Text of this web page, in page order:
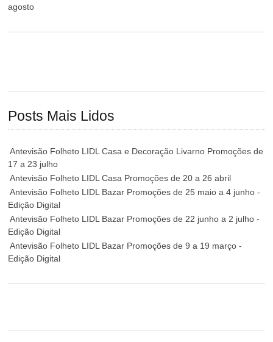
agosto
Posts Mais Lidos
Antevisão Folheto LIDL Casa e Decoração Livarno Promoções de
17 a 23 julho
Antevisão Folheto LIDL Casa Promoções de 20 a 26 abril
Antevisão Folheto LIDL Bazar Promoções de 25 maio a 4 junho -
Edição Digital
Antevisão Folheto LIDL Bazar Promoções de 22 junho a 2 julho -
Edição Digital
Antevisão Folheto LIDL Bazar Promoções de 9 a 19 março -
Edição Digital